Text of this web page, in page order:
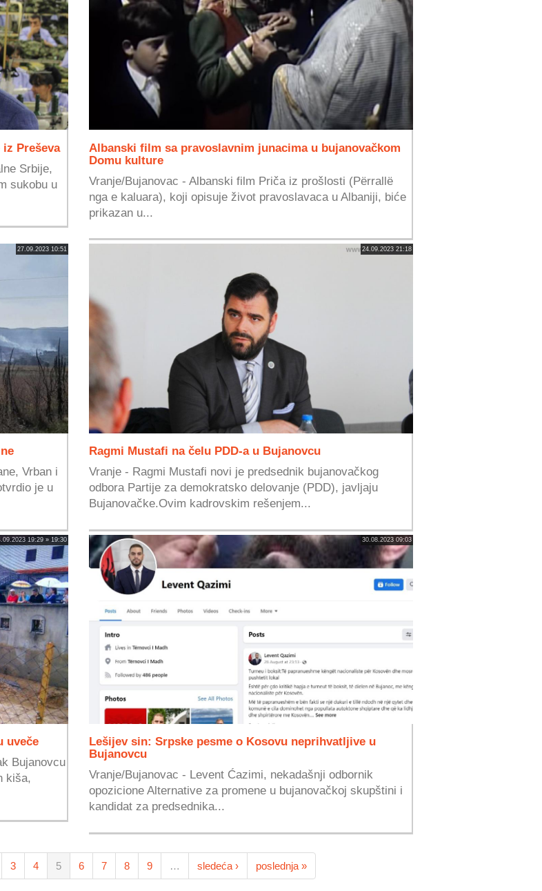
Preševa
Srbije,
sukobu u
Albanski film sa pravoslavnim junacima u bujanovačkom
Domu kulture
Vranje/Bujanovac - Albanski film Priča iz prošlosti (Përrallë
nga e kaluara), koji opisuje život pravoslavaca u Albaniji, biće
prikazan u...
27.09.2023 10:51
Vrban i
je u
24.09.2023 21:18
Ragmi Mustafi na čelu PDD-a u Bujanovcu
Vranje - Ragmi Mustafi novi je predsednik bujanovačkog
odbora Partije za demokratsko delovanje (PDD), javljaju
Bujanovačke.Ovim kadrovskim rešenjem...
19:29 » 19:30
uveče
Bujanovcu
kiša,
30.08.2023 09:03
Lešijev sin: Srpske pesme o Kosovu neprihvatljive u
Bujanovcu
Vranje/Bujanovac - Levent Ćazimi, nekadašnji odbornik
opozicione Alternative za promene u bujanovačkoj skupštini i
kandidat za predsednika...
3 4 5 6 7 8 9 … sledeća › poslednja »